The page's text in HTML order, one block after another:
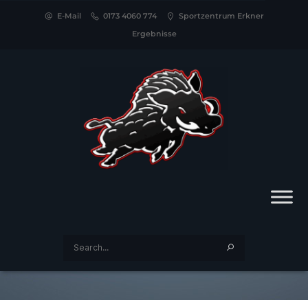
E-Mail 0173 4060 774
Sportzentrum Erkner
Ergebnisse